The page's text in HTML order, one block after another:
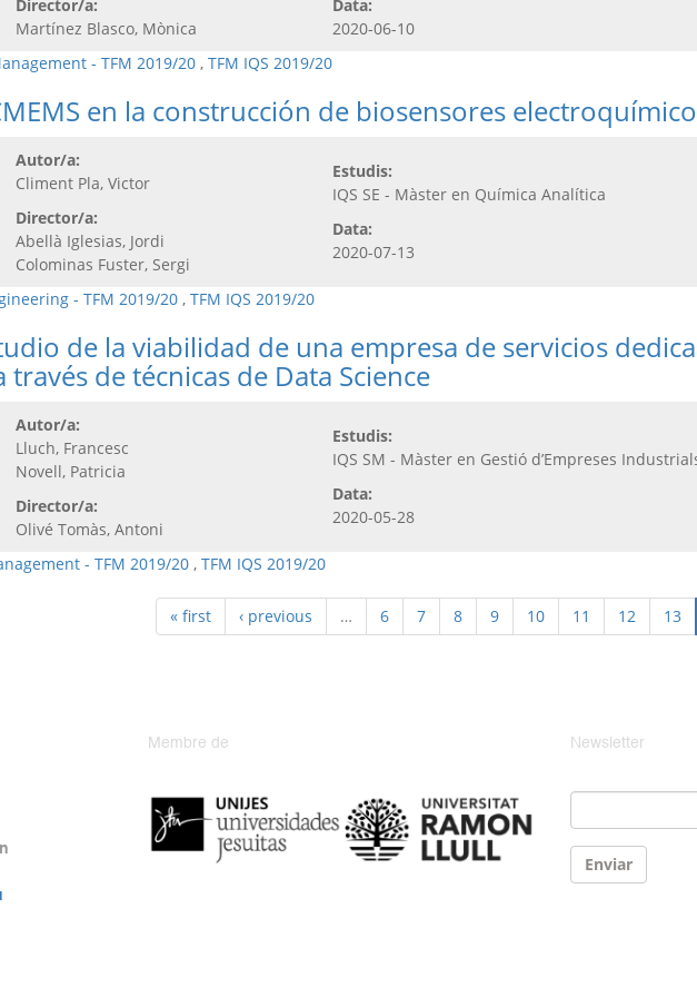
Director/a:
Martínez Blasco, Mònica
Data:
2020-06-10
- TFM 2019/20 , TFM IQS 2019/20
en la construcción de biosensores
Autor/a:
Climent Pla, Victor
Director/a:
Abellà Iglesias, Jordi
Colominas Fuster, Sergi
Estudis:
IQS SE - Màster en Química Analítica
Data:
2020-07-13
- TFM 2019/20 , TFM IQS 2019/20
de la viabilidad de una empresa de servicios
través de técnicas de Data Science
Autor/a:
Lluch, Francesc
Novell, Patricia
Director/a:
Olivé Tomàs, Antoni
Estudis:
IQS SM - Màster en Gestió d’Empreses
Data:
2020-05-28
- TFM 2019/20 , TFM IQS 2019/20
« first ‹ previous … 6 7 8 9 10 11 12 13
Membre de Newsletter
Email
Enviar